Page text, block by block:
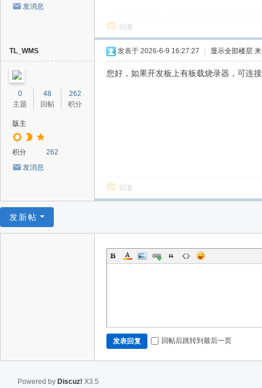
发消息
回复
TL_WMS
0
主题
48
回帖
262
积分
版主
积分
262
发消息
发表于 2026-6-9 16:27:27 显示全部楼层
您好，如果开发板上有板载烧录器，可连
回复
发新帖
发表回复 回帖后跳转到最后一页
Powered by Discuz! X3.5